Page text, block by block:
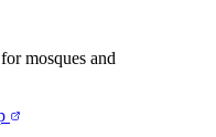
mosques and